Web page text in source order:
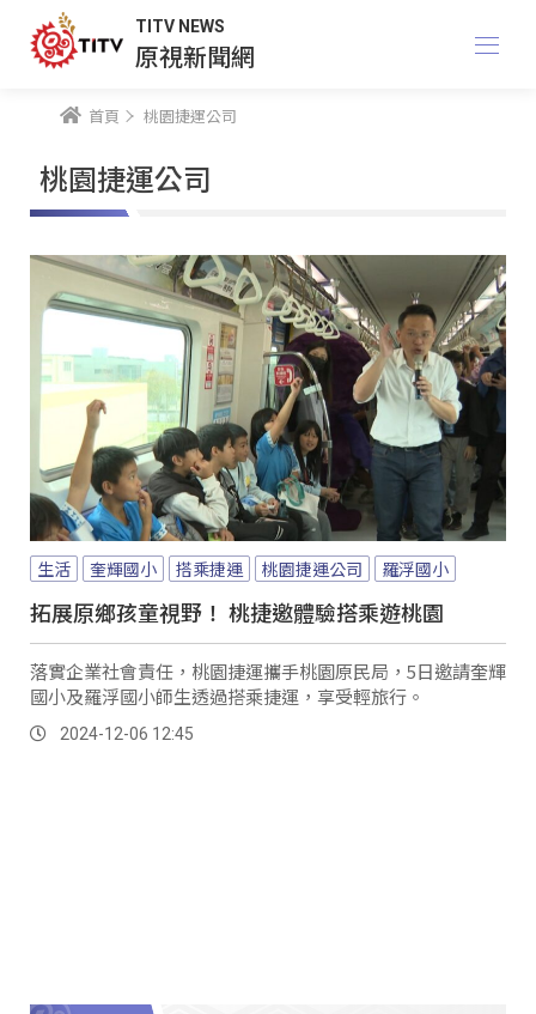
TITV NEWS
原視新聞網
首頁 桃園捷運公司
桃園捷運公司
生活 奎輝國小 搭乘捷運 桃園捷運公司 羅浮國小
拓展原鄉孩童視野！ 桃捷邀體驗搭乘遊桃園
落實企業社會責任，桃園捷運攜手桃園原民局，5日邀請奎輝
國小及羅浮國小師生透過搭乘捷運，享受輕旅行。
2024-12-06 12:45